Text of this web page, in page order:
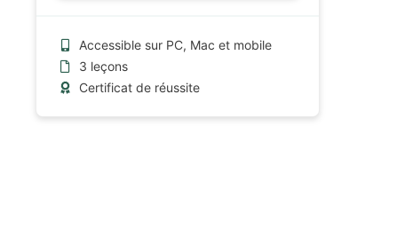
Accessible sur PC, Mac et mobile
3 leçons
Certificat de réussite